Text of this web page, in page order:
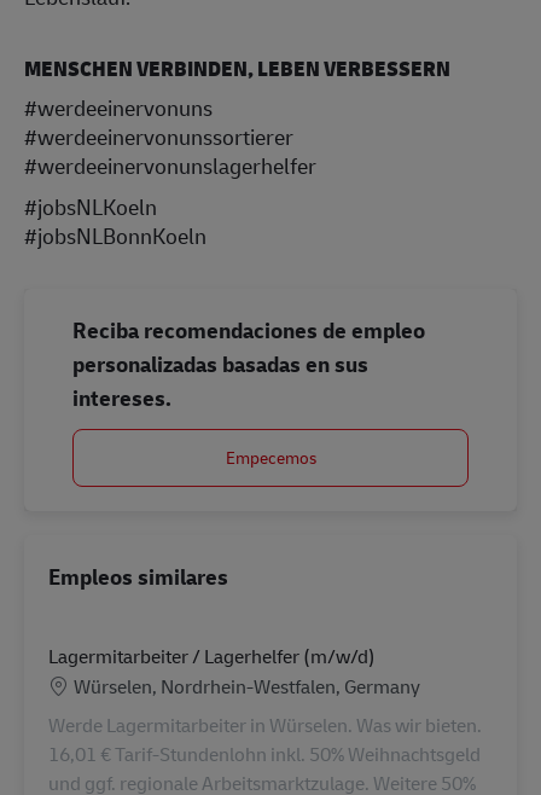
MENSCHEN VERBINDEN, LEBEN VERBESSERN
#werdeeinervonuns
#werdeeinervonunssortierer
#werdeeinervonunslagerhelfer
#jobsNLKoeln
#jobsNLBonnKoeln
Reciba recomendaciones de empleo
personalizadas basadas en sus
intereses.
Empecemos
Empleos similares
Lagermitarbeiter / Lagerhelfer (m/w/d)
Ubicación
Würselen, Nordrhein-Westfalen, Germany
Werde Lagermitarbeiter in Würselen. Was wir bieten.
16,01 € Tarif-Stundenlohn inkl. 50% Weihnachtsgeld
und ggf. regionale Arbeitsmarktzulage. Weitere 50%